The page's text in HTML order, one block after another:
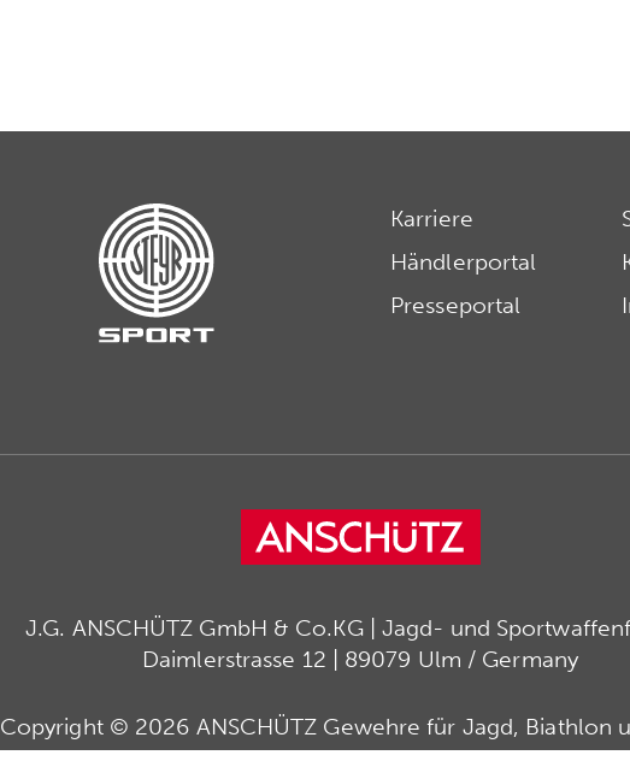
Karriere
Händlerportal
Presseportal
J.G. ANSCHÜTZ GmbH & Co.KG | Jagd- und
Daimlerstrasse 12 | 89079 Ulm / Germany
Copyright © 2026 ANSCHÜTZ Gewehre für Jagd, Biathlon